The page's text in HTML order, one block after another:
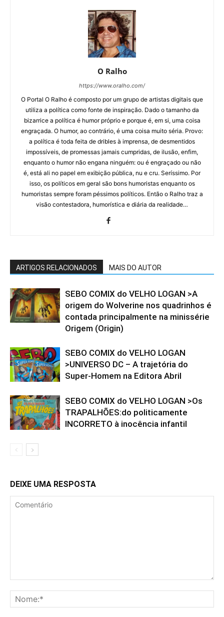
O Ralho
https://www.oralho.com/
O Portal O Ralho é composto por um grupo de artistas digitais que
utiliza a política como fonte de inspiração. Dado o tamanho da
bizarrice a política é humor próprio e porque é, em si, uma coisa
engraçada. O humor, ao contrário, é uma coisa muito séria. Provo:
a política é toda feita de dribles à imprensa, de desmentidos
impossíveis, de promessas jamais cumpridas, de ilusão, enfim,
enquanto o humor não engana ninguém: ou é engraçado ou não
é, está ali no papel em exibição pública, nu e cru. Seríssimo. Por
isso, os políticos em geral são bons humoristas enquanto os
humoristas sempre foram péssimos políticos. Então o Ralho traz a
visão contestadora, humorística e diária da realidade…
ARTIGOS RELACIONADOS MAIS DO AUTOR
SEBO COMIX do VELHO LOGAN >A
origem do Wolverine nos quadrinhos é
contada principalmente na minissérie
Origem (Origin)
SEBO COMIX do VELHO LOGAN
>UNIVERSO DC – A trajetória do
Super-Homem na Editora Abril
SEBO COMIX do VELHO LOGAN >Os
TRAPALHÕES:do politicamente
INCORRETO à inocência infantil
DEIXE UMA RESPOSTA